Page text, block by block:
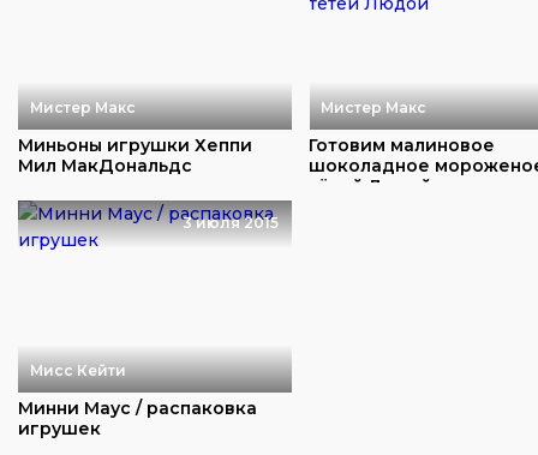
Мистер Макс
Миньоны игрушки Хеппи
Мил МакДональдс
Мистер Макс
Готовим малиновое
шоколадное
тётей Людой
3 июля 2015
Мисс Кейти
Минни Маус / распаковка
игрушек